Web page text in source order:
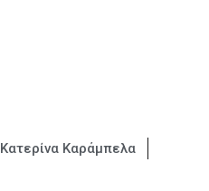
Κατερίνα Καράμπελα